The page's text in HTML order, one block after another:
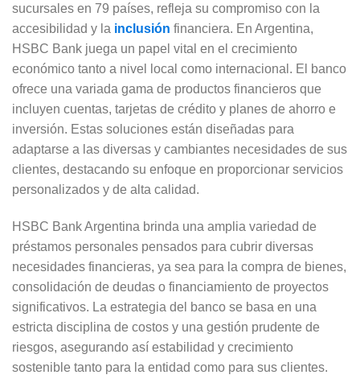
sucursales en 79 países, refleja su compromiso con la
accesibilidad y la inclusión financiera. En Argentina,
HSBC Bank juega un papel vital en el crecimiento
económico tanto a nivel local como internacional. El banco
ofrece una variada gama de productos financieros que
incluyen cuentas, tarjetas de crédito y planes de ahorro e
inversión. Estas soluciones están diseñadas para
adaptarse a las diversas y cambiantes necesidades de sus
clientes, destacando su enfoque en proporcionar servicios
personalizados y de alta calidad.
HSBC Bank Argentina brinda una amplia variedad de
préstamos personales pensados para cubrir diversas
necesidades financieras, ya sea para la compra de bienes,
consolidación de deudas o financiamiento de proyectos
significativos. La estrategia del banco se basa en una
estricta disciplina de costos y una gestión prudente de
riesgos, asegurando así estabilidad y crecimiento
sostenible tanto para la entidad como para sus clientes.